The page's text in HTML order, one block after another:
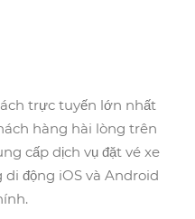
trực tuyến lớn nhất
hàng hài lòng trên
cấp dịch vụ đặt vé xe
động iOS và Android